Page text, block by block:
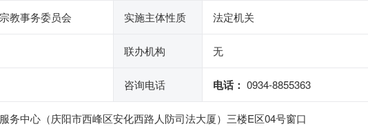
教事务委员会 实施主体性质 法定机关
联办机构 无
咨询电话 电话： 0934-8855363
务中心（庆阳市西峰区安化西路人防司法大厦）三楼E区04号窗口